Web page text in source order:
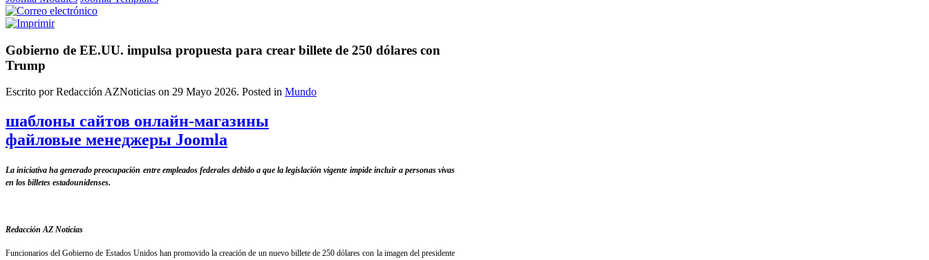
Gobierno de EE.UU. impulsa propuesta para crear billete de 250 dólares con
Trump
Escrito por Redacción AZNoticias on 29 Mayo 2026. Posted in Mundo
шаблоны сайтов онлайн-магазины
файловые менеджеры Joomla
La iniciativa ha generado preocupación entre empleados federales debido a que la legislación vigente impide incluir a personas vivas
en los billetes estadounidenses.
Redacción AZ Noticias
Funcionarios del Gobierno de Estados Unidos han promovido la creación de un nuevo billete de 250 dólares con la imagen del presidente